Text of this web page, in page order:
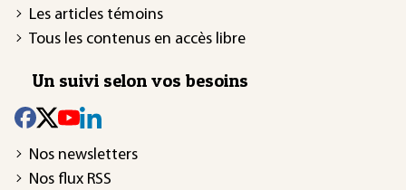
Les articles témoins
Tous les contenus en accès libre
Un suivi selon vos besoins
Nos newsletters
Nos flux RSS